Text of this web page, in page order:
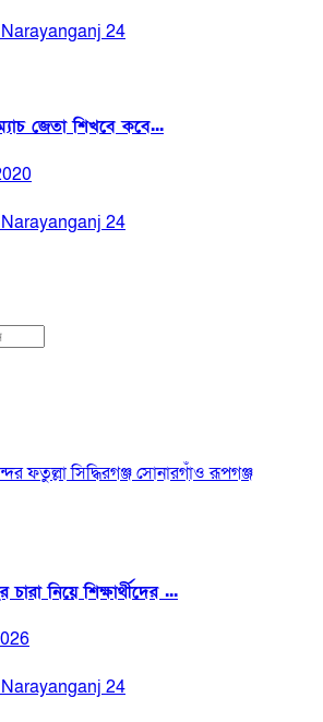
24
জেতা শিখবে কবে...
24
ফতুল্লাসিদ্ধিরগঞ্জসোনারগাঁওরূপগঞ্জ
নিয়ে শিক্ষার্থীদের ...
24